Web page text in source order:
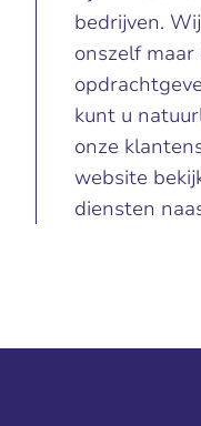
bedrijven.
onszelf maar
kunt u
onze
website
diensten